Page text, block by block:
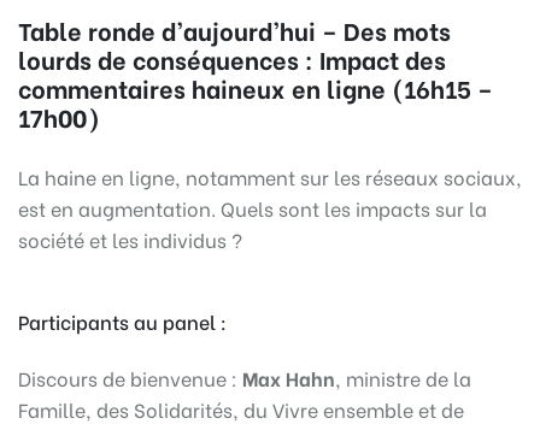
Table ronde d’aujourd’hui – Des mots
lourds de conséquences : Impact des
commentaires haineux en ligne (16h15 –
17h00)
La haine en ligne, notamment sur les réseaux sociaux,
est en augmentation. Quels sont les impacts sur la
société et les individus ?
Participants au panel :
Discours de bienvenue : Max Hahn, ministre de la
Famille, des Solidarités, du Vivre ensemble et de